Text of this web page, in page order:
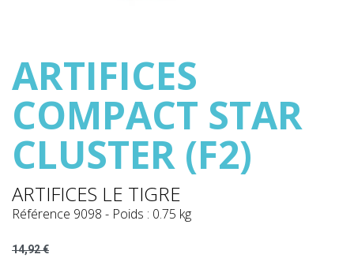
ARTIFICES
COMPACT STAR
CLUSTER (F2)
ARTIFICES LE TIGRE
Référence 9098 - Poids : 0.75 kg
14,92 €